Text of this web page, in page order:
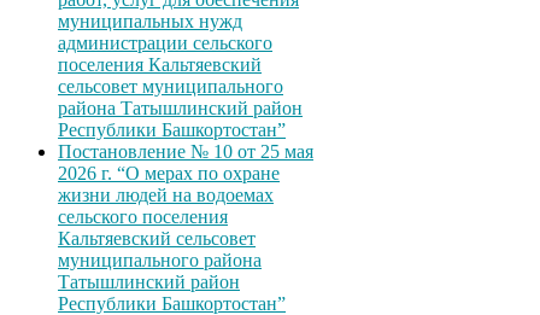
муниципальных нужд
администрации сельского
поселения Кальтяевский
сельсовет муниципального
района Татышлинский район
Республики Башкортостан”
Постановление № 10 от 25 мая
2026 г. “О мерах по охране
жизни людей на водоемах
сельского поселения
Кальтяевский сельсовет
муниципального района
Татышлинский район
Республики Башкортостан”